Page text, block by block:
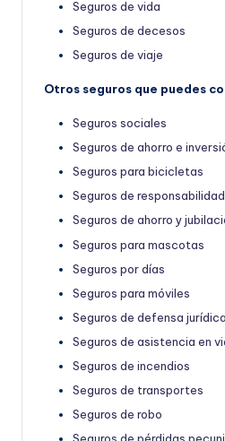
Seguros de vida
Seguros de decesos
Seguros de viaje
Otros seguros que puedes
Seguros sociales
Seguros de ahorro e
Seguros para bicicletas
Seguros de
Seguros de ahorro y
Seguros para mascotas
Seguros por días
Seguros para móviles
Seguros de defensa jurídica
Seguros de asistencia en
Seguros de incendios
Seguros de transportes
Seguros de robo